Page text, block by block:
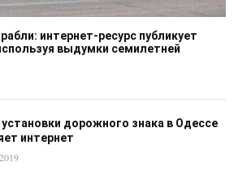
интернет-ресурс публикует
выдумки семилетней
дорожного знака в Одессе
интернет